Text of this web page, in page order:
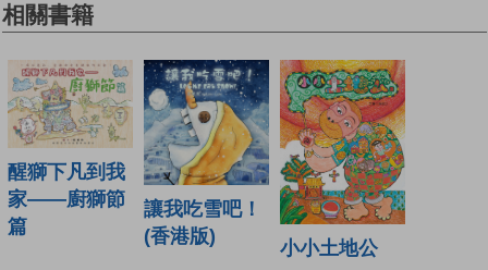
相關書籍
醒獅下凡到我
家——廚獅節
篇
讓我吃雪吧！
(香港版)
小小土地公